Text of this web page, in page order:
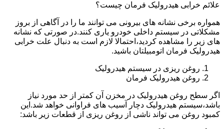
علائم خرابی هیدرولیک فرمان چیست؟
همواره برخی نشانه های بیرونی می توانند ما را در آگاهی از بروز
مشکلاتی در سیستم داخلی خودرو یاری کنند.در صورتی که نشانه
های زیر را مشاهده کردید،احتمالا لازم است به دنبال علت خرابی
هیدرولیک فرمان اتومبیلتان باشید.
روغن ریزی در سیستم هیدرولیک
روغن هیدرولیک فرمان
اگر سطح روغن هیدرولیک در مخزن آن کمتر از حد مورد نیاز
باشد،سیستم هیدرولیک دچار آسیب های فراوانی خواهد شد.این
کمبود روغن می تواند ناشی از روغن ریزی از قطعات زیر باشد: